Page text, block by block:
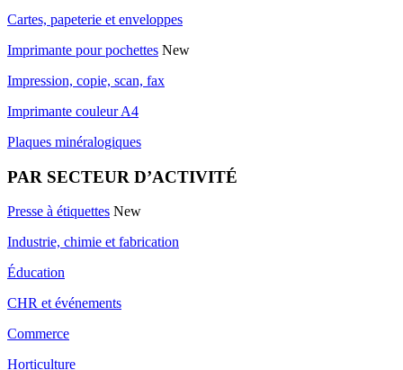
Cartes, papeterie et enveloppes
Imprimante pour pochettes New
Impression, copie, scan, fax
Imprimante couleur A4
Plaques minéralogiques
PAR SECTEUR D’ACTIVITÉ
Presse à étiquettes New
Industrie, chimie et fabrication
Éducation
CHR et événements
Commerce
Horticulture